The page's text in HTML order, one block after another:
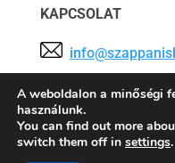
KAPCSOLAT
Tárhelyszolgáltató:
A weboldalon a minőségi
használunk.
You can find out more
switch them off in settings.